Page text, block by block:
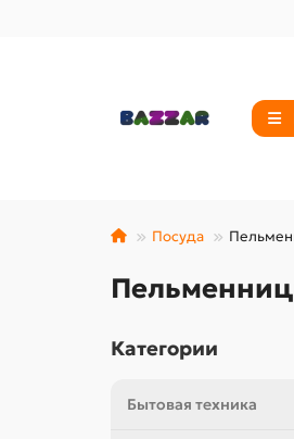
Посуда
Категории
Бытовая техника